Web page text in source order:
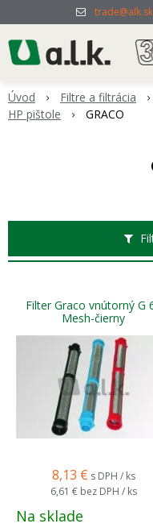
trade@alk.sk
Úvod Filtre a filtrácia
HP pištole
GRACO
Filter Graco vnútorný G
Mesh-čierny
8,13 € s DPH / ks
6,61 € bez DPH / ks
Na sklade